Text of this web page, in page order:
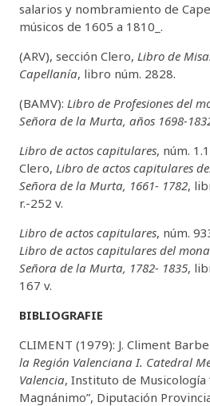
salarios y nombramiento de
músicos de 1605 a 1810_.
(ARV), sección Clero, Libro de
Capellanía, libro núm. 2828.
(BAMV): Libro de Profesiones del
Señora de la Murta, años 1698-
Libro de actos capitulares, núm.
Clero, Libro de actos capitulares
Señora de la Murta, 1661- 1782,
r.-252 v.
Libro de actos capitulares, núm.
Libro de actos capitulares del
Señora de la Murta, 1782- 1835,
167 v.
BIBLIOGRAFIE
CLIMENT (1979): J. Climent
la Región Valenciana I. Catedral
Valencia, Instituto de
Magnánimo”, Diputación